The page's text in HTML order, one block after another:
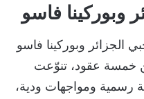
وبوركينا فاسو
الجزائر وبوركينا فاسو
خمسة عقود، تنوّعت
رسمية ومواجهات ودية،